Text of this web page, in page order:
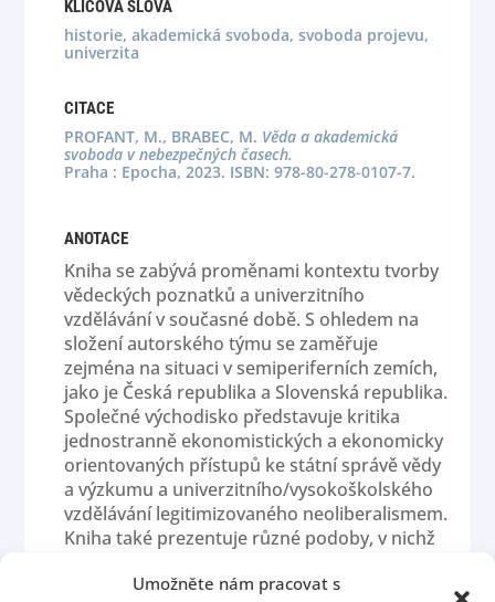
Umožněte nám pracovat s
KLÍČOVÁ SLOVA
historie, akademická svoboda, svoboda projevu,
univerzita
CITACE
PROFANT, M., BRABEC, M. Věda a akademická
svoboda v nebezpečných časech.
Praha : Epocha, 2023. ISBN: 978-80-278-0107-7.
ANOTACE
Kniha se zabývá proměnami kontextu tvorby
vědeckých poznatků a univerzitního
vzdělávání v současné době. S ohledem na
složení autorského týmu se zaměřuje
zejména na situaci v semiperiferních zemích,
jako je Česká republika a Slovenská republika.
Společné východisko představuje kritika
jednostranně ekonomistických a ekonomicky
orientovaných přístupů ke státní správě vědy
a výzkumu a univerzitního/vysokoškolského
vzdělávání legitimizovaného neoliberalismem.
Kniha také prezentuje různé podoby, v nichž